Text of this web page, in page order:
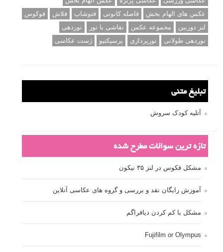
عکس های الهام بخش
فاصله کانونی فتوشاپ فلاش
فوکوس
لنز دوربین
مجموعه عکس نقاشی با نور
نوردهی
نوردهی طولانی
نورپردازی پرسپکتیو ژست عکاسی
تبلیغ متنی
آتلیه کودک سروش
تازه ترین سوالات مطرح شده
مشکل فکوس در لنز ۳۵ نیکون
آموزش رایگان نقد و بررسی و گروه های عکاسی آنلاین
مشکل با کم کردن دیافراگم
Fujifilm or Olympus